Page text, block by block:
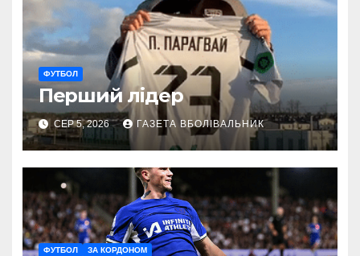
ФУТБОЛ
Перший лідер
СЕР 5, 2026 ГАЗЕТА ВБОЛІВАЛЬНИК
ФУТБОЛ ЗА КОРДОНОМ